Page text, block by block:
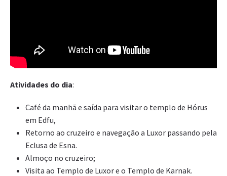
Atividades do dia:
Café da manhã e saída para visitar o templo de Hórus
em Edfu,
Retorno ao cruzeiro e navegação a Luxor passando pela
Eclusa de Esna.
Almoço no cruzeiro;
Visita ao Templo de Luxor e o Templo de Karnak.